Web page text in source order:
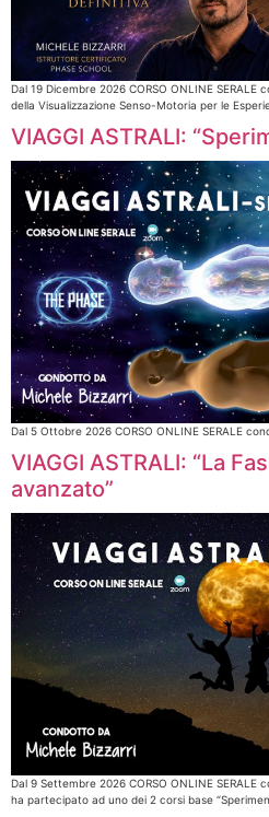
Dal 19 Dicembre 2026 CORSO ONLINE
della Visualizzazione Senso-Motoria per le
VIAGGI ASTRALI:
Dal 5 Ottobre 2026 CORSO ONLINE SERALE
VIAGGI ASTRALI: “La
avanzato”
Dal 9 Settembre 2026 CORSO ONLINE
ha partecipato ad uno dei 2 corsi base